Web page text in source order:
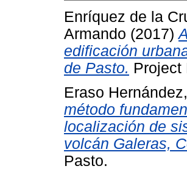
Enríquez de la
Armando (2017)
edificación
de Pasto. Project
Eraso
método
localización de
volcán Galeras,
Pasto.